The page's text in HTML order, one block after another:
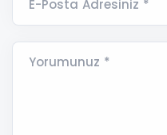
E-Posta Adresiniz *
Yorumunuz *